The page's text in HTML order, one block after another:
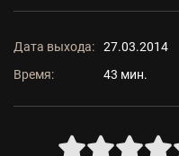
Дата выхода:
27.03.2014
Время:
43 мин.